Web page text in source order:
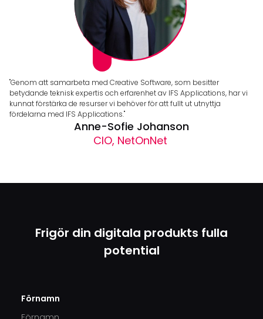
"Genom att samarbeta med Creative Software, som besitter
betydande teknisk expertis och erfarenhet av IFS Applications, har vi
kunnat förstärka de resurser vi behöver för att fullt ut utnyttja
fördelarna med IFS Applications."
Anne-Sofie Johanson
CIO, NetOnNet
Frigör din digitala produkts fulla
potential
Förnamn